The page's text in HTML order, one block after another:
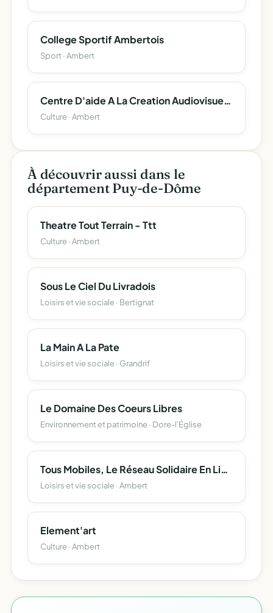
College Sportif Ambertois
Sport · Ambert
Centre D'aide A La Creation Audiovisuelle Et Cinematographique
Culture · Ambert
À découvrir aussi dans le
département Puy-de-Dôme
Theatre Tout Terrain - Ttt
Culture · Ambert
Sous Le Ciel Du Livradois
Loisirs et vie sociale · Bertignat
La Main A La Pate
Loisirs et vie sociale · Grandrif
Le Domaine Des Coeurs Libres
Environnement et patrimoine · Dore-l'Église
Tous Mobiles, Le Réseau Solidaire En Livradois Forez
Loisirs et vie sociale · Ambert
Element'art
Culture · Ambert